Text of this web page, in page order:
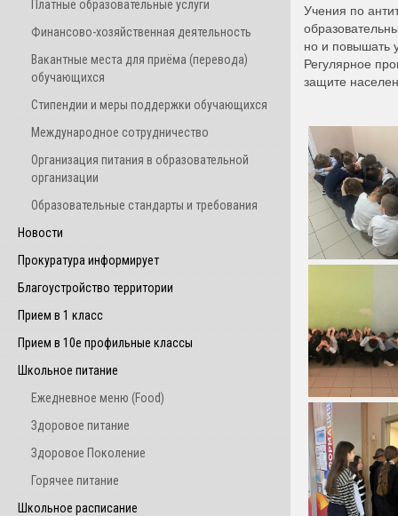
Платные образовательные услуги
Финансово-хозяйственная деятельность
Вакантные места для приёма (перевода)
обучающихся
Стипендии и меры поддержки обучающихся
Международное сотрудничество
Организация питания в образовательной
организации
Образовательные стандарты и требования
Новости
Прокуратура информирует
Благоустройство территории
Прием в 1 класс
Прием в 10е профильные классы
Школьное питание
Ежедневное меню (Food)
Здоровое питание
Здоровое Поколение
Горячее питание
Школьное расписание
Учения по
но и повышать
Регулярное
защите